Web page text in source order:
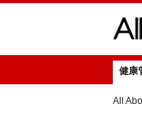
健康
All